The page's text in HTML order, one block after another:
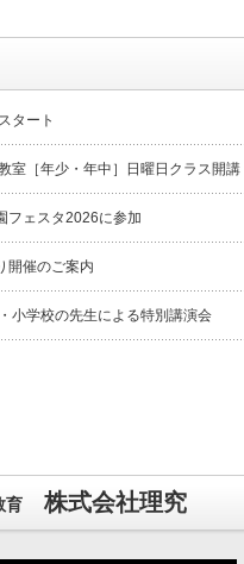
タート
室［年少・年中］日曜日クラス開講
フェスタ2026に参加
開催のご案内
小学校の先生による特別講演会
育 株式会社理究